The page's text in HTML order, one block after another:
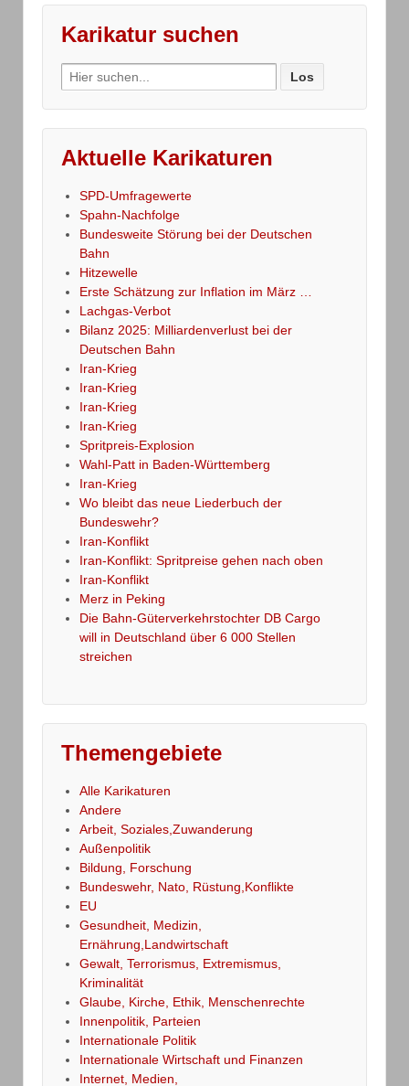
Karikatur suchen
Search
for:
Aktuelle Karikaturen
SPD-Umfragewerte
Spahn-Nachfolge
Bundesweite Störung bei der Deutschen
Bahn
Hitzewelle
Erste Schätzung zur Inflation im März …
Lachgas-Verbot
Bilanz 2025: Milliardenverlust bei der
Deutschen Bahn
Iran-Krieg
Iran-Krieg
Iran-Krieg
Iran-Krieg
Spritpreis-Explosion
Wahl-Patt in Baden-Württemberg
Iran-Krieg
Wo bleibt das neue Liederbuch der
Bundeswehr?
Iran-Konflikt
Iran-Konflikt: Spritpreise gehen nach oben
Iran-Konflikt
Merz in Peking
Die Bahn-Güterverkehrstochter DB Cargo
will in Deutschland über 6 000 Stellen
streichen
Themengebiete
Alle Karikaturen
Andere
Arbeit, Soziales,Zuwanderung
Außenpolitik
Bildung, Forschung
Bundeswehr, Nato, Rüstung,Konflikte
EU
Gesundheit, Medizin,
Ernährung,Landwirtschaft
Gewalt, Terrorismus, Extremismus,
Kriminalität
Glaube, Kirche, Ethik, Menschenrechte
Innenpolitik, Parteien
Internationale Politik
Internationale Wirtschaft und Finanzen
Internet, Medien,